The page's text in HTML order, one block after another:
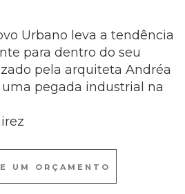
Urbano leva a tendência
para dentro do seu
pela arquiteta Andréa
pegada industrial na
UM ORÇAMENTO